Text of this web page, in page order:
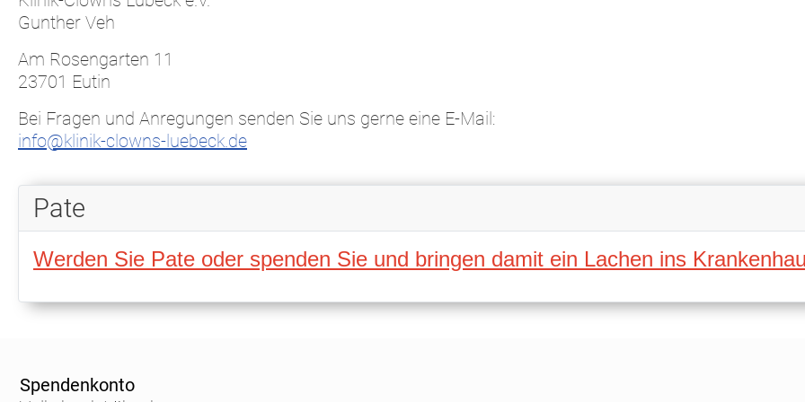
Pate
Werden Sie Pate oder spenden Sie und bringen damit ein Lachen ins
Gunther Veh
Am Rosengarten 11
23701 Eutin
Bei Fragen und Anregungen senden Sie uns gerne eine E-Mail:
info@klinik-clowns-luebeck.de
Spendenkonto